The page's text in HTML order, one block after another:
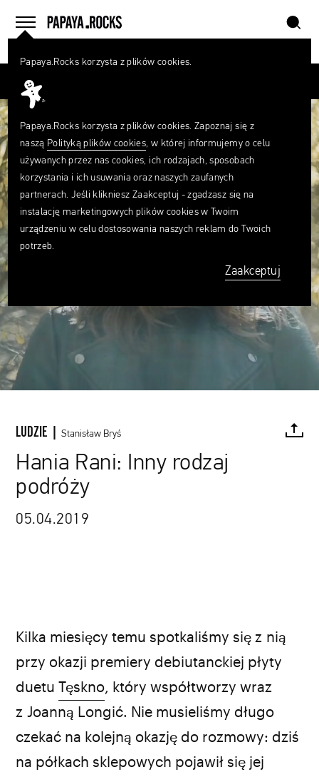
menu
home szukaj
LUDZIE | Stanisław Bryś
Hania Rani: Inny rodzaj
podróży
05.04.2019
Kilka miesięcy temu spotkaliśmy się z nią
przy okazji premiery debiutanckiej płyty
duetu Tęskno, który współtworzy wraz
z Joanną Longić. Nie musieliśmy długo
czekać na kolejną okazję do rozmowy: dziś
na półkach sklepowych pojawił się jej
Papaya.Rocks korzysta z plików cookies.
Papaya.Rocks korzysta z plików cookies. Zapoznaj się z
naszą Polityką plików cookies, w której informujemy o celu
używanych przez nas cookies, ich rodzajach, sposobach
korzystania i ich usuwania oraz naszych zaufanych
partnerach. Jeśli klikniesz Zaakceptuj - zgadzasz się na
instalację marketingowych plików cookies w Twoim
urządzeniu w celu dostosowania naszych reklam do Twoich
potrzeb.
Zaakceptuj
Czego
szukasz?